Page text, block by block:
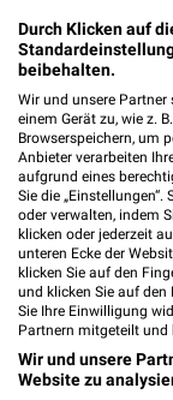
Durch Klicken auf
beibehalten.
Wir und unsere
einem Gerät zu, wie z.
Browserspeichern, um
Anbieter verarbeiten
aufgrund eines
Sie die
oder verwalten, indem
klicken oder jederzeit
unteren Ecke der
klicken Sie auf den
und klicken Sie auf den
Sie Ihre Einwilligung
Partnern mitgeteilt und
Wir und unsere
Website zu